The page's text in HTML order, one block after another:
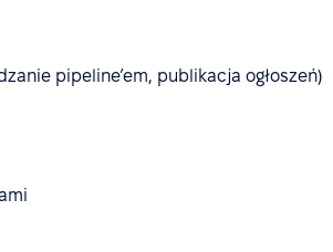
pipeline’em, publikacja ogłoszeń)